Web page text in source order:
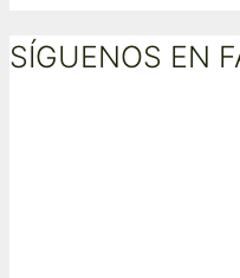
SÍGUENOS EN